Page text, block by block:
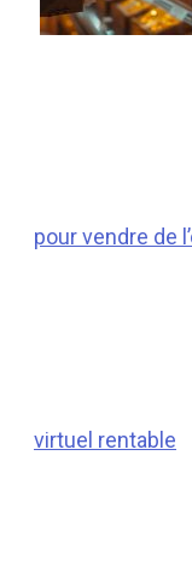
pour vendre de
virtuel rentable